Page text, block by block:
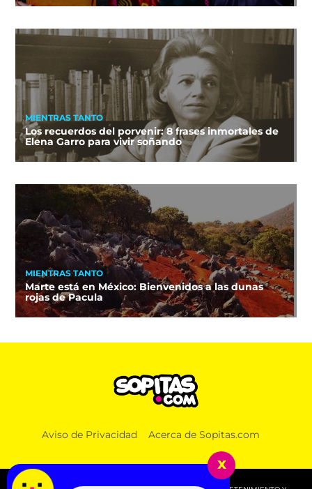
MIENTRAS TANTO
Los recuerdos del porvenir: 8 frases inmortales de
Elena Garro para vivir soñando
MIENTRAS TANTO
Marte está en México: Bienvenidos a las dunas
rojas de Pacula
Aviso de Privacidad Acerca de Sopitas.com
x